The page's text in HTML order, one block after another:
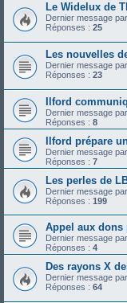
Le Widelux de
Dernier message par
Réponses : 25
Les nouvelles
Dernier message par
Réponses : 23
Ilford
Dernier message par
Réponses : 8
Ilford prépare
Dernier message par
Réponses : 7
Les perles de
Dernier message par
Réponses : 199
Appel aux dons
Dernier message par
Réponses : 4
Des rayons X
Dernier message par
Réponses : 64